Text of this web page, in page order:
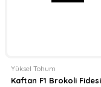
Yüksel Tohum
Kaftan F1 Brokoli Fidesi